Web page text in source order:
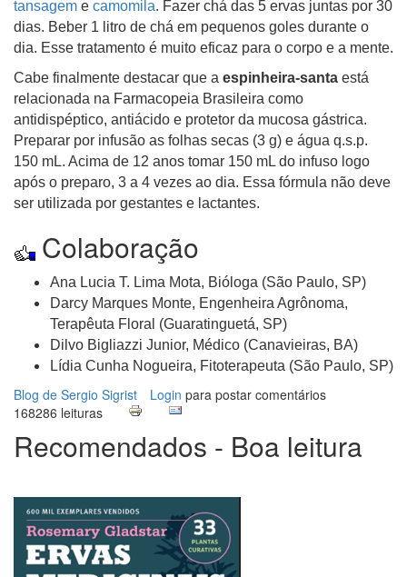
tansagem e camomila. Fazer chá das 5 ervas juntas por 30
dias. Beber 1 litro de chá em pequenos goles durante o
dia. Esse tratamento é muito eficaz para o corpo e a mente.
Cabe finalmente destacar que a espinheira-santa está
relacionada na Farmacopeia Brasileira como
antidispéptico, antiácido e protetor da mucosa gástrica.
Preparar por infusão as folhas secas (3 g) e água q.s.p.
150 mL. Acima de 12 anos tomar 150 mL do infuso logo
após o preparo, 3 a 4 vezes ao dia. Essa fórmula não deve
ser utilizada por gestantes e lactantes.
Colaboração
Ana Lucia T. Lima Mota, Bióloga (São Paulo, SP)
Darcy Marques Monte, Engenheira Agrônoma,
Terapêuta Floral (Guaratinguetá, SP)
Dilvo Bigliazzi Junior, Médico (Canavieiras, BA)
Lídia Cunha Nogueira, Fitoterapeuta (São Paulo, SP)
Blog de Sergio Sigrist Login para postar comentários
168286 leituras
Recomendados - Boa leitura